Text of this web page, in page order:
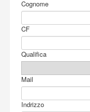
Registrazione
Acquista
Cognome
CF
Qualifica
Mail
Indrizzo